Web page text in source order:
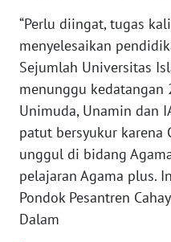
“Perlu diingat, tugas
menyelesaikan
Sejumlah Universitas
menunggu
Unimuda, Unamin dan
patut bersyukur karena
unggul di bidang
pelajaran Agama plus.
Pondok Pesantren
Dalam
DISCLAIMER
Wahana
News
Regional
WN
SUMUT
WN
JAKARTA